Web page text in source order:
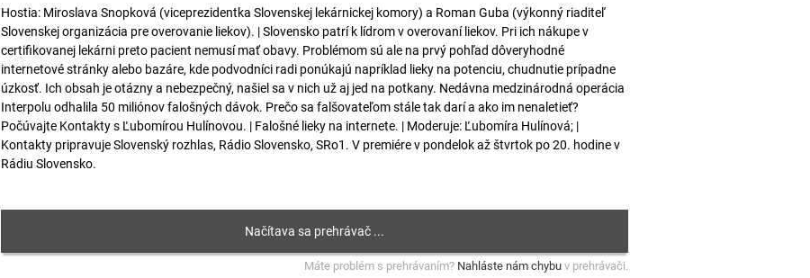
Hostia: Miroslava Snopková (viceprezidentka Slovenskej lekárnickej komory) a Roman Guba (výkonný riaditeľ
Slovenskej organizácia pre overovanie liekov). | Slovensko patrí k lídrom v overovaní liekov. Pri ich nákupe v
certifikovanej lekárni preto pacient nemusí mať obavy. Problémom sú ale na prvý pohľad dôveryhodné
internetové stránky alebo bazáre, kde podvodníci radi ponúkajú napríklad lieky na potenciu, chudnutie prípadne
úzkosť. Ich obsah je otázny a nebezpečný, našiel sa v nich už aj jed na potkany. Nedávna medzinárodná operácia
Interpolu odhalila 50 miliónov falošných dávok. Prečo sa falšovateľom stále tak darí a ako im nenaletieť?
Počúvajte Kontakty s Ľubomírou Hulínovou. | Falošné lieky na internete. | Moderuje: Ľubomíra Hulínová; |
Kontakty pripravuje Slovenský rozhlas, Rádio Slovensko, SRo1. V premiére v pondelok až štvrtok po 20. hodine v
Rádiu Slovensko.
Máte problém s prehrávaním? Nahláste nám chybu v prehrávači.